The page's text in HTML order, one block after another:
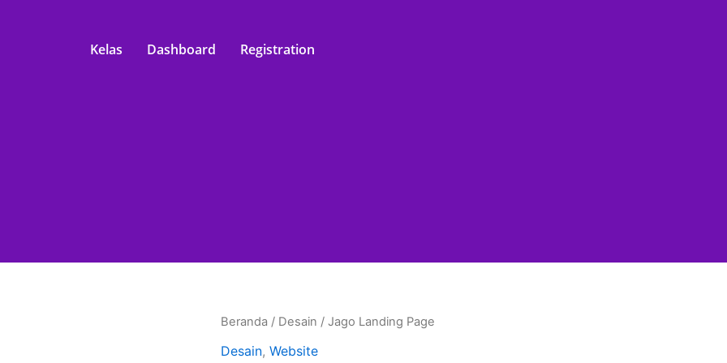
Kelas Dashboard Registration
Beranda / Desain / Jago Landing Page
Desain, Website
Kuantitas
Jago